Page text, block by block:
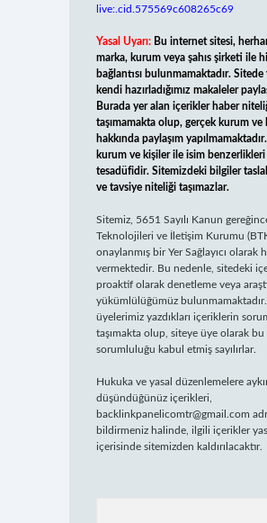
live:.cid.575569c608265c69
Yasal Uyarı: Bu internet sitesi,
marka, kurum veya şahıs şirketi ile
bağlantısı bulunmamaktadır. Sitede
kendi hazırladığımız makaleler
Burada yer alan içerikler haber
taşımamakta olup, gerçek kurum ve
hakkında paylaşım
kurum ve kişiler ile isim benzerlikleri
tesadüfidir. Sitemizdeki bilgiler
ve tavsiye niteliği taşımazlar.
Sitemiz, 5651 Sayılı Kanun
Teknolojileri ve İletişim Kurumu
onaylanmış bir Yer Sağlayıcı olarak
vermektedir. Bu nedenle, sitedeki
proaktif olarak denetleme veya
yükümlülüğümüz bulunmamaktadır.
üyelerimiz yazdıkları içeriklerin
taşımakta olup, siteye üye olarak bu
sorumluluğu kabul etmiş sayılırlar.
Hukuka ve yasal düzenlemelere
düşündüğünüz içerikleri,
backlinkpanelicomtr@gmail.com
bildirmeniz halinde, ilgili içerikler
içerisinde sitemizden kaldırılacaktır.